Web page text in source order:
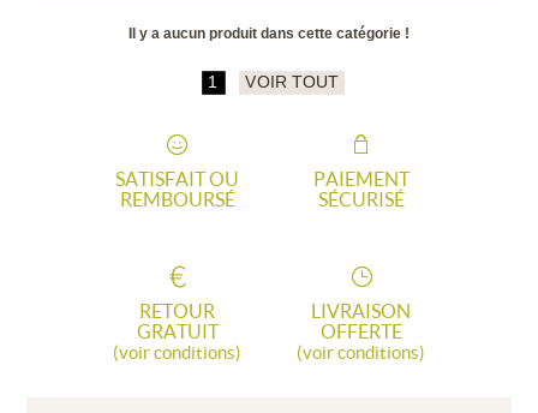
Il y a aucun produit dans cette catégorie !
1 VOIR TOUT
SATISFAIT OU
REMBOURSÉ
PAIEMENT
SÉCURISÉ
RETOUR
GRATUIT
(voir conditions)
LIVRAISON
OFFERTE
(voir conditions)